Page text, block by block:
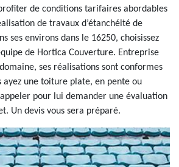
de conditions tarifaires abordables
de travaux d’étanchéité de
ses environs dans le 16250, choisissez
de Hortica Couverture. Entreprise
ses réalisations sont conformes
ayez une toiture plate, en pente ou
pour lui demander une évaluation
Un devis vous sera préparé.